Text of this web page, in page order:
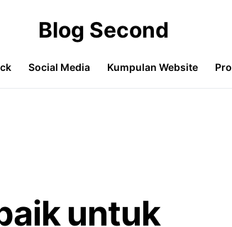
Blog Second
Social Media Kumpulan Website
untuk